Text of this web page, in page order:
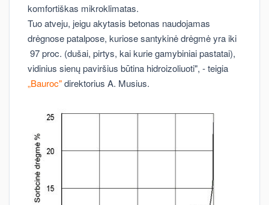
komfortiškas mikroklimatas.
Tuo atveju, jeigu akytasis betonas naudojamas
drėgnose patalpose, kuriose santykinė drėgmė yra iki
97 proc. (dušai, pirtys, kai kurie gamybiniai pastatai),
vidinius sienų paviršius būtina hidroizoliuoti", - teigia
„Bauroc"direktorius A. Musius.